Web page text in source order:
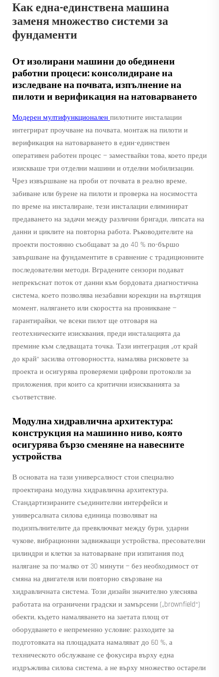
Как една-единствена машина
заменя множество системи за
фундаменти
От изолирани машини до обединени
работни процеси: консолидиране на
изследване на почвата, изпълнение на
пилоти и верификация на натоварването
Модерен мултифункционален пилотните инсталации
интегрират проучване на почвата, монтаж на пилоти и
верификация на натоварването в един-единствен
оперативен работен процес — замествайки това, което преди
изискваше три отделни машини и отделни мобилизации.
Чрез извършване на проби от почвата в реално време,
забиване или бурене на пилоти и проверка на носимостта
по време на инсталиране, тези инсталации елиминират
предаването на задачи между различни бригади, липсата на
данни и циклите на повторна работа. Ръководителите на
проекти постоянно съобщават за до 40 % по-бършо
завършване на фундаментите в сравнение с традиционните
последователни методи. Вградените сензори подават
непрекъснат поток от данни към бордовата диагностична
система, което позволява незабавни корекции на въртящия
момент, налягането или скоростта на проникване —
гарантирайки, че всеки пилот ще отговаря на
геотехническите изисквания, преди инсталацията да
премине към следващата точка. Тази интеграция „от край
до край“ засилва отговорността, намалява рисковете за
проекта и осигурява проверяеми цифрови протоколи за
приложения, при които са критични изискванията за
съответствие.
Модулна хидравлична архитектура:
конструкция на машинно ниво, която
осигурява бързо сменяне на навесните
устройства
В основата на тази универсалност стои специално
проектирана модулна хидравлична архитектура.
Стандартизираните съединителни интерфейси и
универсалната силова единица позволяват на
подизпълнителите да превключват между бури, ударни
чукове, вибрационни задвижващи устройства, пресователни
цилиндри и клетки за натоварване при изпитания под
налягане за по-малко от 30 минути — без необходимост от
смяна на двигателя или повторно свързване на
хидравличната система. Този дизайн значително улеснява
работата на ограничени градски и замърсени („brownfield“)
обекти, където намаляването на заетата площ от
оборудването е непременно условие: разходите за
подготовката на площадката намаляват до 60 %, а
техническото обслужване се фокусира върху една
издръжлива силова система, а не върху множество остарели